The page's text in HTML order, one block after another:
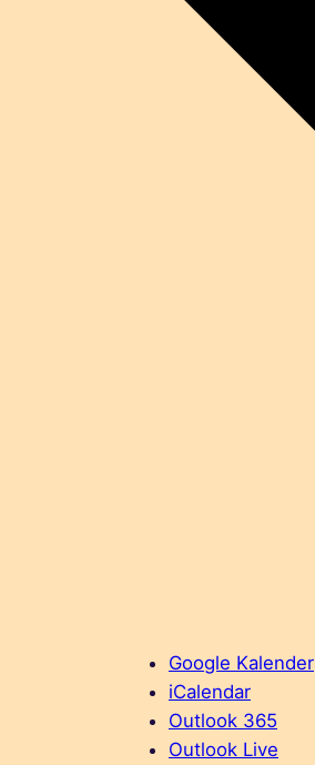
Google Kalender
iCalendar
Outlook 365
Outlook Live